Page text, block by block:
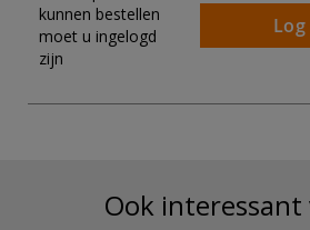
kunnen bestellen
moet u ingelogd
zijn
Ook interessant